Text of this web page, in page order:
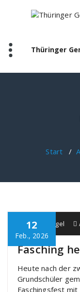
Thüringer
Start /
12
Feb., 2026
Schule Bürgel
Fasching
Heute nach der
Grundschüler
Faschingsfest